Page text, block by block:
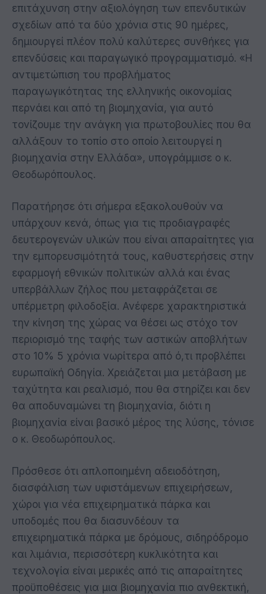
επιτάχυνση στην αξιολόγηση των επενδυτικών
σχεδίων από τα δύο χρόνια στις 90 ημέρες,
δημιουργεί πλέον πολύ καλύτερες συνθήκες για
επενδύσεις και παραγωγικό προγραμματισμό. «Η
αντιμετώπιση του προβλήματος
παραγωγικότητας της ελληνικής οικονομίας
περνάει και από τη βιομηχανία, για αυτό
τονίζουμε την ανάγκη για πρωτοβουλίες που θα
αλλάξουν το τοπίο στο οποίο λειτουργεί η
βιομηχανία στην Ελλάδα», υπογράμμισε ο κ.
Θεοδωρόπουλος.
Παρατήρησε ότι σήμερα εξακολουθούν να
υπάρχουν κενά, όπως για τις προδιαγραφές
δευτερογενών υλικών που είναι απαραίτητες για
την εμπορευσιμότητά τους, καθυστερήσεις στην
εφαρμογή εθνικών πολιτικών αλλά και ένας
υπερβάλλων ζήλος που μεταφράζεται σε
υπέρμετρη φιλοδοξία. Ανέφερε χαρακτηριστικά
την κίνηση της χώρας να θέσει ως στόχο τον
περιορισμό της ταφής των αστικών αποβλήτων
στο 10% 5 χρόνια νωρίτερα από ό,τι προβλέπει
ευρωπαϊκή Οδηγία. Χρειάζεται μια μετάβαση με
ταχύτητα και ρεαλισμό, που θα στηρίζει και δεν
θα αποδυναμώνει τη βιομηχανία, διότι η
βιομηχανία είναι βασικό μέρος της λύσης, τόνισε
ο κ. Θεοδωρόπουλος.
Πρόσθεσε ότι απλοποιημένη αδειοδότηση,
διασφάλιση των υφιστάμενων επιχειρήσεων,
χώροι για νέα επιχειρηματικά πάρκα και
υποδομές που θα διασυνδέουν τα
επιχειρηματικά πάρκα με δρόμους, σιδηρόδρομο
και λιμάνια, περισσότερη κυκλικότητα και
τεχνολογία είναι μερικές από τις απαραίτητες
προϋποθέσεις για μια βιομηχανία πιο ανθεκτική,